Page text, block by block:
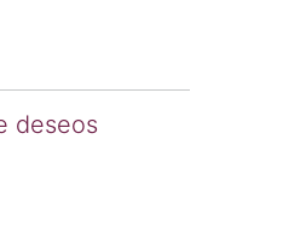
deseos